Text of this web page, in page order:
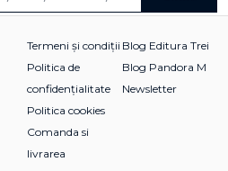
Termeni și condiții
Politica de
confidențialitate
Politica cookies
Comanda si
livrarea
Blog Editura Trei
Blog Pandora M
Newsletter